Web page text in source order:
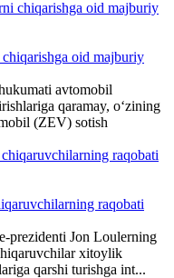
oid majburiy
avtomobil
qaramay, o‘zining
(ZEV) sotish
raqobati
prezidenti Jon Loulerning
xitoylik
qarshi turishga int...